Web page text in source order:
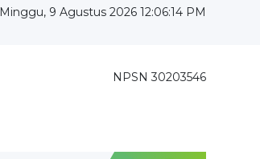
Minggu, 9 Agustus 2026 12:06:15 PM
NPSN 30203546